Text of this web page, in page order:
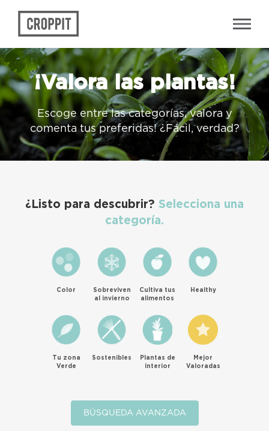
¡Valora las plantas!
Escoge entre las categorías, valora y
comenta tus preferidas! ¿Fácil, verdad?
¿Listo para descubrir? Selecciona una
categoría.
Color
Sobreviven
al invierno
Cultiva tus
alimentos
Healthy
Tu zona
Verde
Sostenibles
Plantas de
interior
Mejor
Valoradas
BÚSQUEDA AVANZADA